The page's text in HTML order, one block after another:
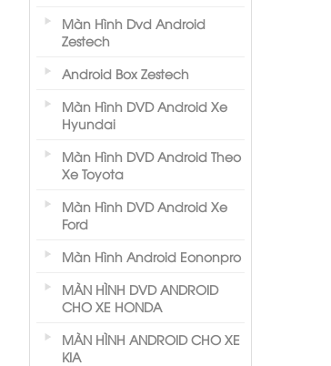
Màn Hình Dvd Android
Zestech
Android Box Zestech
Màn Hình DVD Android Xe
Hyundai
Màn Hình DVD Android Theo
Xe Toyota
Màn Hình DVD Android Xe
Ford
Màn Hình Android Eononpro
MÀN HÌNH DVD ANDROID
CHO XE HONDA
MÀN HÌNH ANDROID CHO XE
KIA